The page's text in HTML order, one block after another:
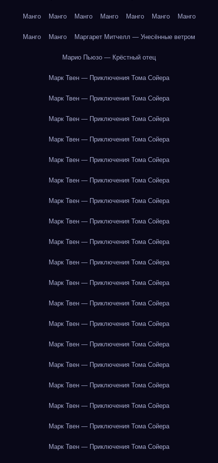
Манго Манго Манго Манго Манго Манго Манго
Манго Манго Маргарет Митчелл — Унесённые ветром
Марио Пьюзо — Крёстный отец
Марк Твен — Приключения Тома Сойера
Марк Твен — Приключения Тома Сойера
Марк Твен — Приключения Тома Сойера
Марк Твен — Приключения Тома Сойера
Марк Твен — Приключения Тома Сойера
Марк Твен — Приключения Тома Сойера
Марк Твен — Приключения Тома Сойера
Марк Твен — Приключения Тома Сойера
Марк Твен — Приключения Тома Сойера
Марк Твен — Приключения Тома Сойера
Марк Твен — Приключения Тома Сойера
Марк Твен — Приключения Тома Сойера
Марк Твен — Приключения Тома Сойера
Марк Твен — Приключения Тома Сойера
Марк Твен — Приключения Тома Сойера
Марк Твен — Приключения Тома Сойера
Марк Твен — Приключения Тома Сойера
Марк Твен — Приключения Тома Сойера
Марк Твен — Приключения Тома Сойера